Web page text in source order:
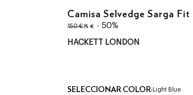
Camisa Selvedge Sarga Fit
150 €
original price 150 €
75 €
precio actual 75 €
- 50%
HACKETT LONDON
SELECCIONAR COLOR: Light Blue